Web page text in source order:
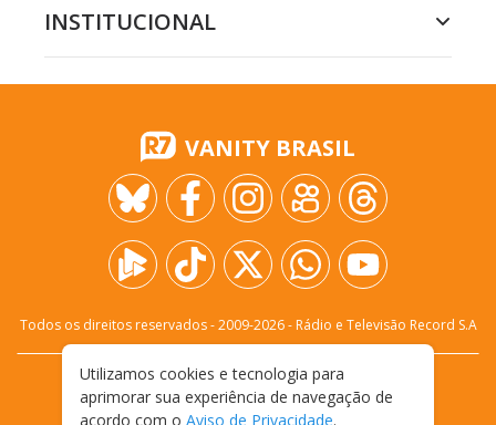
INSTITUCIONAL
VANITY BRASIL
Todos os direitos reservados - 2009-2026- Rádio e Televisão Record S.A
FALE CONOSCO
PRIVACIDADE
TERMOS E CONDIÇÕES DE USO
Utilizamos cookies e tecnologia para
aprimorar sua experiência de navegação de
acordo com o Aviso de Privacidade.